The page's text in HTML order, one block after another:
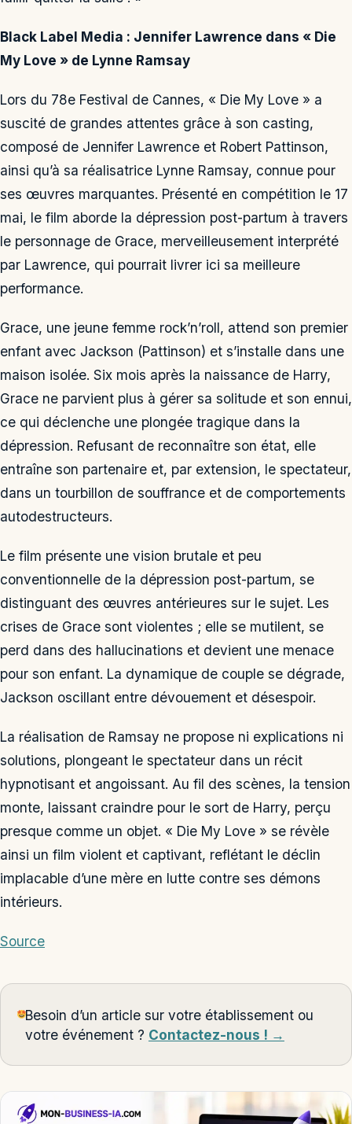
Black Label Media : Jennifer Lawrence dans « Die
My Love » de Lynne Ramsay
Lors du 78e Festival de Cannes, « Die My Love » a
suscité de grandes attentes grâce à son casting,
composé de Jennifer Lawrence et Robert Pattinson,
ainsi qu’à sa réalisatrice Lynne Ramsay, connue pour
ses œuvres marquantes. Présenté en compétition le 17
mai, le film aborde la dépression post-partum à travers
le personnage de Grace, merveilleusement interprété
par Lawrence, qui pourrait livrer ici sa meilleure
performance.
Grace, une jeune femme rock’n’roll, attend son premier
enfant avec Jackson (Pattinson) et s’installe dans une
maison isolée. Six mois après la naissance de Harry,
Grace ne parvient plus à gérer sa solitude et son ennui,
ce qui déclenche une plongée tragique dans la
dépression. Refusant de reconnaître son état, elle
entraîne son partenaire et, par extension, le spectateur,
dans un tourbillon de souffrance et de comportements
autodestructeurs.
Le film présente une vision brutale et peu
conventionnelle de la dépression post-partum, se
distinguant des œuvres antérieures sur le sujet. Les
crises de Grace sont violentes ; elle se mutilent, se
perd dans des hallucinations et devient une menace
pour son enfant. La dynamique de couple se dégrade,
Jackson oscillant entre dévouement et désespoir.
La réalisation de Ramsay ne propose ni explications ni
solutions, plongeant le spectateur dans un récit
hypnotisant et angoissant. Au fil des scènes, la tension
monte, laissant craindre pour le sort de Harry, perçu
presque comme un objet. « Die My Love » se révèle
ainsi un film violent et captivant, reflétant le déclin
implacable d’une mère en lutte contre ses démons
intérieurs.
Source
Besoin d’un article sur votre établissement ou
votre événement ? Contactez-nous ! →